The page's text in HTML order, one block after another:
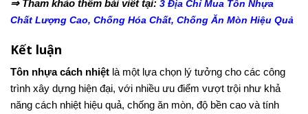
⇒ Tham khảo thêm bài viết tại: 3 Địa Chỉ Mua Tôn Nhựa
Chất Lượng Cao, Chống Hóa Chất, Chống Ăn Mòn Hiệu Quả
Kết luận
Tôn nhựa cách nhiệt là một lựa chọn lý tưởng cho các công
trình xây dựng hiện đại, với nhiều ưu điểm vượt trội như khả
năng cách nhiệt hiệu quả, chống ăn mòn, độ bền cao và tính